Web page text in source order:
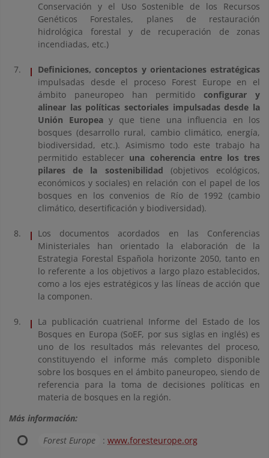
Conservación y el Uso Sostenible de los Recursos
Genéticos Forestales, planes de restauración
hidrológica forestal y de recuperación de zonas
incendiadas, etc.)
Definiciones, conceptos y orientaciones estratégicas
impulsadas desde el proceso Forest Europe en el
ámbito paneuropeo han permitidoconfigurar y
alinear las políticas sectoriales impulsadas desde la
Unión Europeay que tiene una influencia en los
bosques (desarrollo rural, cambio climático, energía,
biodiversidad, etc.). Asimismo todo este trabajo ha
permitido establecer una coherencia entre los tres
pilares de la sostenibilidad (objetivos ecológicos,
económicos y sociales) en relación con el papel de los
bosques en los convenios de Río de 1992 (cambio
climático, desertificación y biodiversidad).
Los documentos acordados en las Conferencias
Ministeriales han orientado la elaboración de la
Estrategia Forestal Española horizonte 2050, tanto en
lo referente a los objetivos a largo plazo establecidos,
como a los ejes estratégicos y las líneas de acción que
la componen.
La publicación cuatrienal Informe del Estado de los
Bosques en Europa (SoEF, por sus siglas en inglés) es
uno de los resultados más relevantes del proceso,
constituyendo el informe más completo disponible
sobre los bosques en el ámbito paneuropeo, siendo de
referencia para la toma de decisiones políticas en
materia de bosques en la región.
Más información:
Forest Europe
: www.foresteurope.org